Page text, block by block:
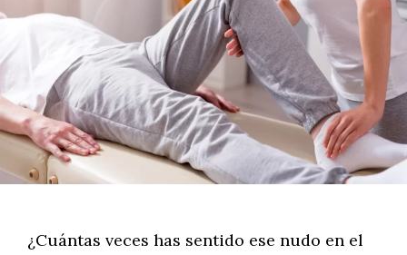
¿Cuántas veces has sentido ese nudo en el